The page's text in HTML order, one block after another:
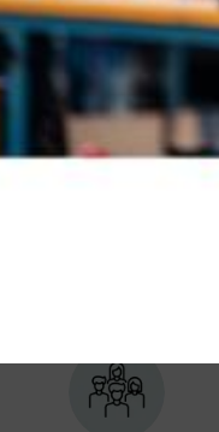
Nos
Découvrez